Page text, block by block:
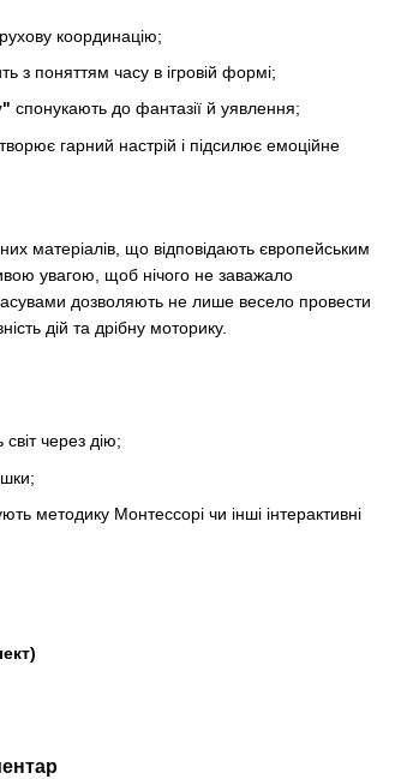
координацію;
з поняттям часу в ігровій формі;
спонукають до фантазії й уявлення;
гарний настрій і підсилює емоційне
матеріалів, що відповідають європейським
увагою, щоб нічого не заважало
дозволяють не лише весело провести
дій та дрібну моторику.
світ через дію;
методику Монтессорі чи інші інтерактивні